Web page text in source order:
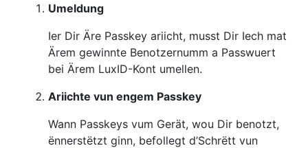
Umeldung
Ier Dir Äre Passkey ariicht, musst Dir Iech mat
Ärem gewinnte Benotzernumm a Passwuert
bei Ärem LuxID-Kont umellen.
Ariichte vun engem Passkey
Wann Passkeys vum Gerät, wou Dir benotzt,
ënnerstëtzt ginn, befollegt d’Schrëtt vun